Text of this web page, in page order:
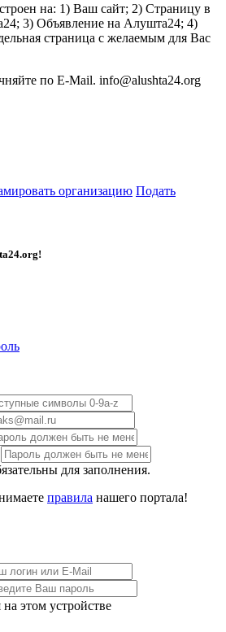
на: 1) Ваш сайт; 2) Страницу в
3) Объявление на Алушта24; 4)
страница с желаемым для Вас
по E-Mail. info@alushta24.org
организацию Подать
!
для заполнения.
правила нашего портала!
этом устройстве